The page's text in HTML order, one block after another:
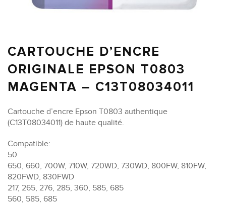
CARTOUCHE D’ENCRE
ORIGINALE EPSON T0803
MAGENTA – C13T08034011
Cartouche d’encre Epson T0803 authentique
(C13T08034011) de haute qualité.
Compatible:
50
650, 660, 700W, 710W, 720WD, 730WD, 800FW, 810FW,
820FWD, 830FWD
217, 265, 276, 285, 360, 585, 685
560, 585, 685